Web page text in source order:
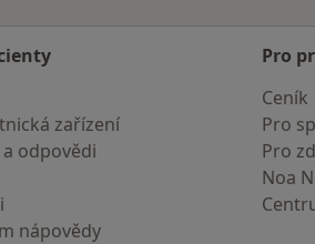
zařízení
odpovědi
nápovědy
Pro
Ceník
Pro
Pro
Noa